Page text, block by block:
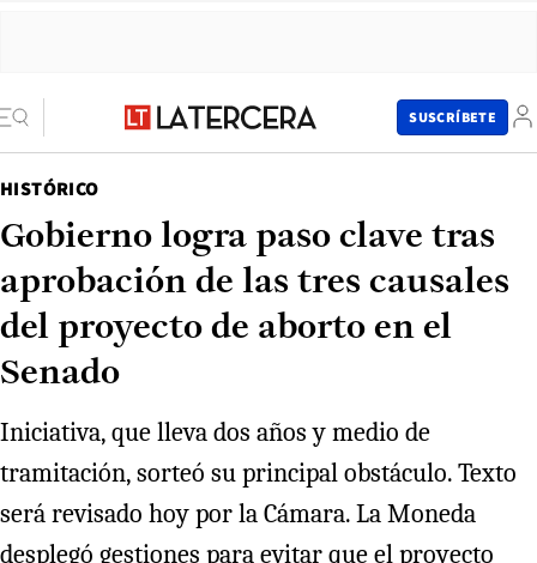
SUSCRÍBETE
HISTÓRICO
Gobierno logra paso clave tras
aprobación de las tres causales
del proyecto de aborto en el
Senado
Iniciativa, que lleva dos años y medio de
tramitación, sorteó su principal obstáculo. Texto
será revisado hoy por la Cámara. La Moneda
desplegó gestiones para evitar que el proyecto